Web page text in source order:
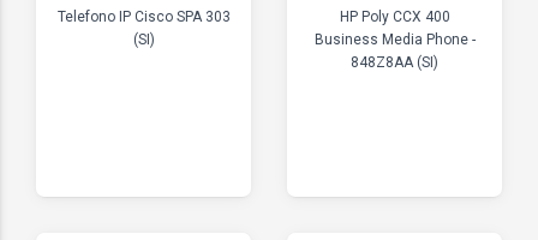
Telefono IP Cisco SPA 303
(SI)
HP Poly CCX 400
Business Media Phone -
848Z8AA (SI)